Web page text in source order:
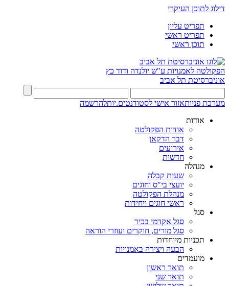
דילוג לתוכן העיקרי
תפריט עליון
תפריט ראשי
תוכן ראשי
הפקולטה לאמנויות ע"ש יולנדה ודוד כץ
אוניברסיטת תל אביב
מערכת פניותאזור אישי לסטודנטים.יותלהרשמה
אודות
אודות הפקולטה
דבר הדקאן
אירועים
חדשות
מנהלה
שעות קבלה
יועצי בי"ס וחוגים
מנהלת הפקולטה
ראשי חוגים ויחידות
סגל
סגל אקדמי בכיר
סגל מורים, חוקרים ועוזרי הוראה
תכניות מיוחדות
הבעה ויצירה באמנויות
מועמדים
תואר ראשון
תואר שני